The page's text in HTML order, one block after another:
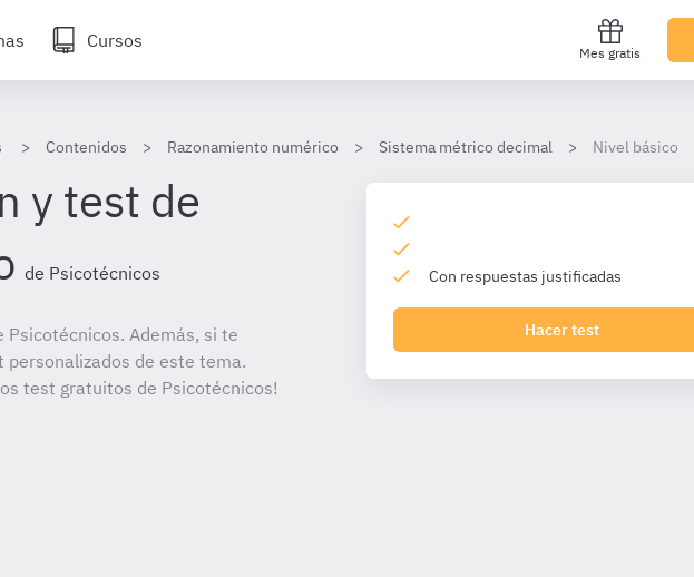
Cursos
Mes gratis
Contenidos Razonamiento numérico Sistema métrico decimal Nivel básico
y test de
de Psicotécnicos
Además, si te
de este tema.
test gratuitos de Psicotécnicos!
Con respuestas justificadas
Hacer test